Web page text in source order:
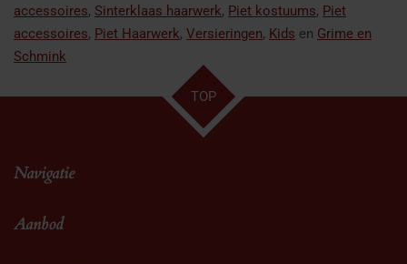
accessoires, Sinterklaas haarwerk, Piet kostuums, Piet
accessoires, Piet Haarwerk, Versieringen, Kids en Grime en
Schmink
TOP
Navigatie
Aanbod